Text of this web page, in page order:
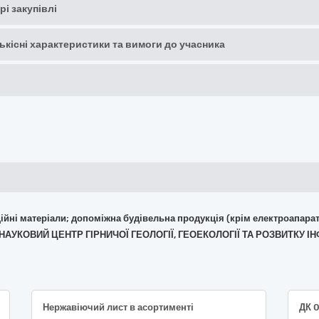
закупівлі
характеристики та вимоги до учасника
матеріали; допоміжна будівельна продукція (крім
ЦЕНТР ГІРНИЧОЇ ГЕОЛОГІЇ, ГЕОЕКОЛОГІЇ ТА РОЗВИТКУ
Нержавіючий лист в асортименті